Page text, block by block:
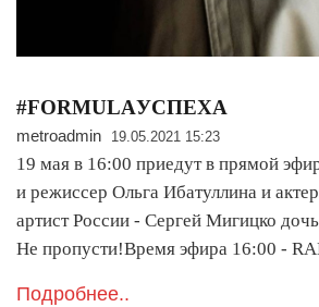
#FORMULAУСПЕХА
metroadmin 19.05.2021 15:23
19 мая в 16:00 приедут в прямой
и режиссер Ольга Ибатуллина и
артист России - Сергей Мигицко
Не пропусти!Время эфира 16:00 -
Подробнее..